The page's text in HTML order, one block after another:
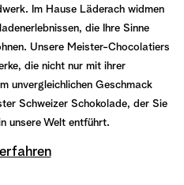
Im Hause Läderach widmen
die Ihre Sinne
Unsere Meister-Chocolatiers
die nicht nur mit ihrer
unvergleichlichen Geschmack
Schweizer Schokolade, der Sie
unsere Welt entführt.